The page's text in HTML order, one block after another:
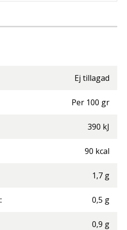
Ej tillagad
Per 100 gr
390 kJ
90 kcal
1,7 g
: 0,5 g
0,9 g